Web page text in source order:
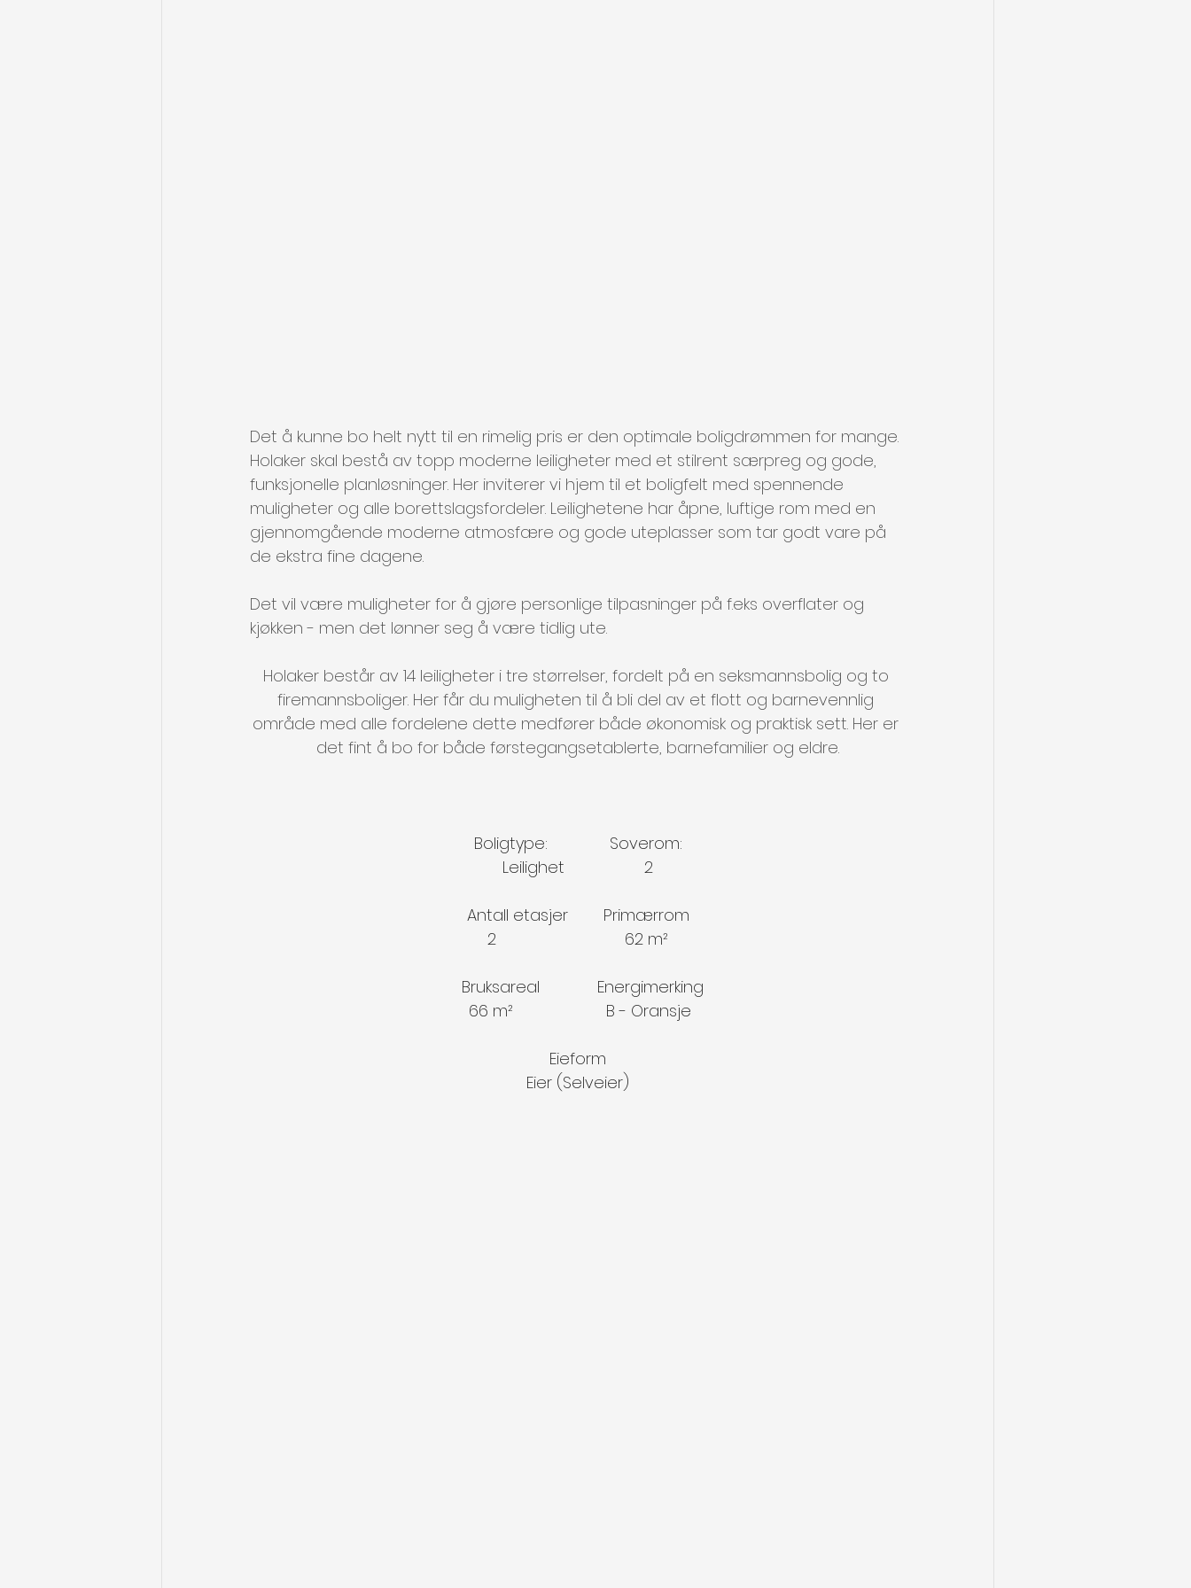
Det å kunne bo helt nytt til en rimelig pris er den optimale boligdrømmen for mange.
Holaker skal bestå av topp moderne leiligheter med et stilrent særpreg og gode,
funksjonelle planløsninger. Her inviterer vi hjem til et boligfelt med spennende
muligheter og alle borettslagsfordeler. Leilighetene har åpne, luftige rom med en
gjennomgående moderne atmosfære og gode uteplasser som tar godt vare på
de ekstra fine dagene.
Det vil være muligheter for å gjøre personlige tilpasninger på f.eks overflater og
kjøkken - men det lønner seg å være tidlig ute.
Holaker består av 14 leiligheter i tre størrelser, fordelt på en seksmannsbolig og to
firemannsboliger. Her får du muligheten til å bli del av et flott og barnevennlig
område med alle fordelene dette medfører både økonomisk og praktisk sett. Her er
det fint å bo for både førstegangsetablerte, barnefamilier og eldre.
Boligtype:              Soverom:
Leilighet                  2
Antall etasjer        Primærrom
2                             62 m²
  Bruksareal             Energimerking
66 m²                     B - Oransje
Eieform
Eier (Selveier)